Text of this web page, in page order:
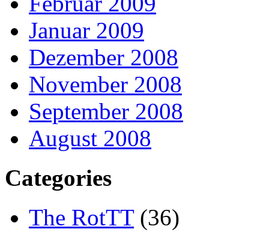
Januar 2009
Dezember 2008
November 2008
September 2008
August 2008
Categories
The RotTT(36)